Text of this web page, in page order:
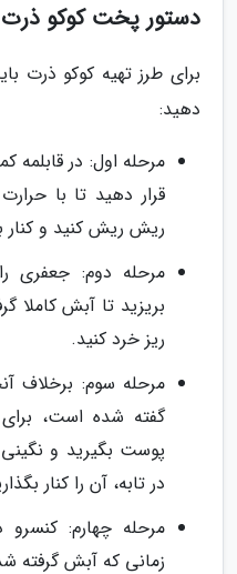
دستور پخت کوکو ذرت
برای طرز تهیه کوکو ذرت
دهید:
مرحله اول: در قابلمه
قرار دهید تا با
ریش ریش کنید و کنار
مرحله دوم: جعفری
بریزید تا آبش
ریز خرد کنید.
مرحله سوم: برخلاف
گفته شده است،
پوست بگیرید و
در تابه، آن را کنار
مرحله چهارم:
زمانی که آبش گرفته